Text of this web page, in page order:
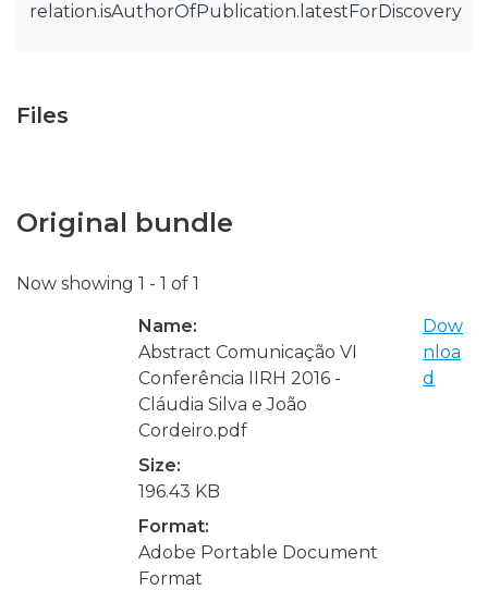
relation.isAuthorOfPublication.latestForDiscovery
Files
Original bundle
Now showing 1 - 1 of 1
Name:
Abstract Comunicação VI
Conferência IIRH 2016 -
Cláudia Silva e João
Cordeiro.pdf
Size:
196.43 KB
Format:
Adobe Portable Document
Format
Dow
nloa
d